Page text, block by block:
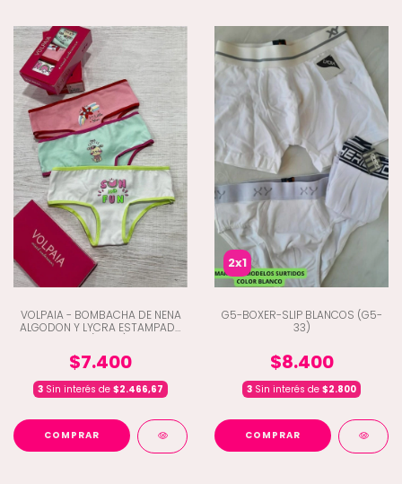
VOLPAIA - BOMBACHA DE NENA
ALGODON Y LYCRA ESTAMPADA
$7.400
3 Sin interés de $2.466,67
COMPRAR
2x1
G5-BOXER-SLIP BLANCOS (G5-
33)
$8.400
3 Sin interés de $2.800
COMPRAR